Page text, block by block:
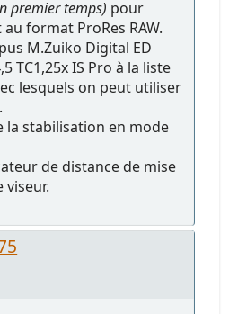
premier temps) pour
format ProRes RAW.
M.Zuiko Digital ED
TC1,25x IS Pro à la liste
lesquels on peut utiliser
.
la stabilisation en mode
de distance de mise
viseur.